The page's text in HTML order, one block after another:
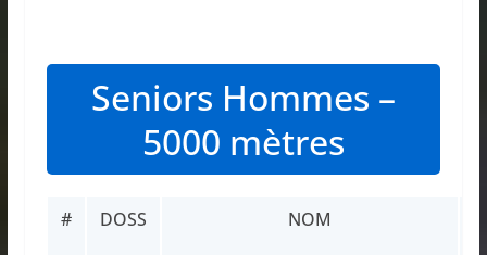
Seniors Hommes –
5000 mètres
# DOSS NOM